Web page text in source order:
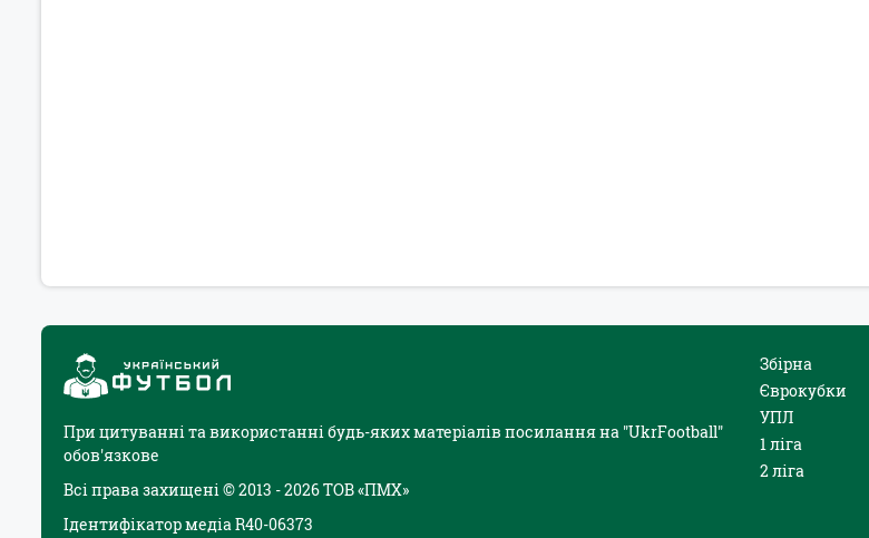
При цитуванні та використанні будь-яких матеріалів посилання на "UkrFootball"
обов'язкове
Всі права захищені © 2013 - 2026 ТОВ «ПМХ»
Ідентифікатор медіа R40-06373
Збірна
Єврокубки
УПЛ
1 ліга
2 ліга